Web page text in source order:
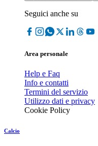
Seguici anche su
Area personale
Help e Faq
Info e contatti
Termini del servizio
Utilizzo dati e privacy
Cookie Policy
Calcio